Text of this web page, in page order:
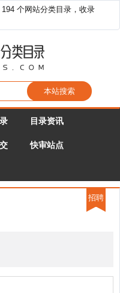
个网站分类目录，收录
目录资讯
快审站点
招聘